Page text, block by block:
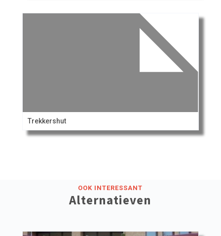
Trekkershut
OOK INTERESSANT
Alternatieven